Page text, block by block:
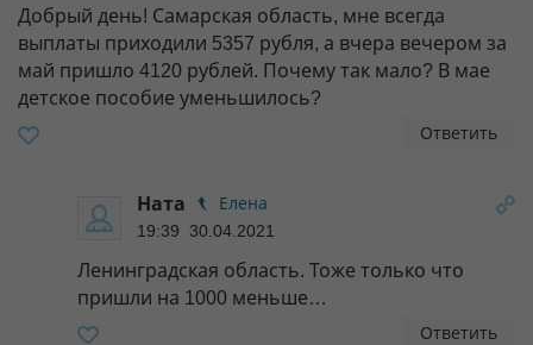
Добрый день! Самарская область, мне всегда
выплаты приходили 5357 рубля, а вчера вечером за
май пришло 4120 рублей. Почему так мало? В мае
детское пособие уменьшилось?
Ответить
Ната
Елена
19:39 30.04.2021
Ленинградская область. Тоже только что
пришли на 1000 меньше…
Ответить